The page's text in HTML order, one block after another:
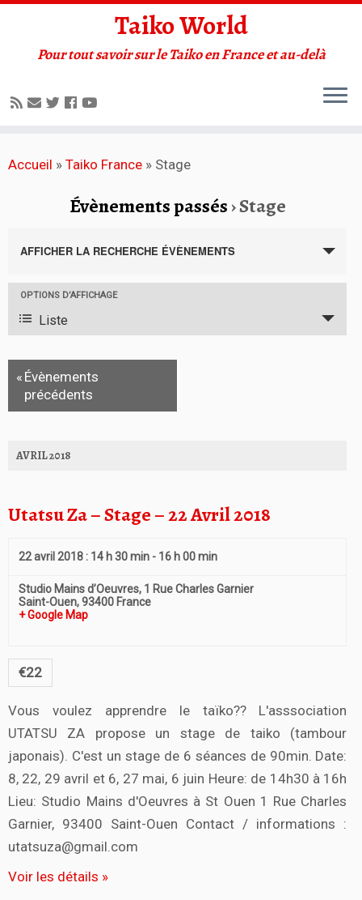
Taiko World
Pour tout savoir sur le Taiko en France et au-delà
Accueil » Taiko France » Stage
Évènements passés› Stage
c
r
c
h
e
n
i
d
e
v
u
e
s
É
v
è
n
e
m
AFFICHER LA RECHERCHE ÉVÈNEMENTS
g
e
m
OPTIONS D’AFFICHAGE
Liste
« Évènements
précédents
AVRIL 2018
Utatsu Za – Stage – 22 Avril 2018
22 avril 2018 : 14 h 30 min - 16 h 00 min
Studio Mains d’Oeuvres, 1 Rue Charles Garnier
Saint-Ouen,93400 France
+ Google Map
€22
Vous voulez apprendre le taïko?? L'asssociation
UTATSU ZA propose un stage de taiko (tambour
japonais). C'est un stage de 6 séances de 90min. Date:
8, 22, 29 avril et 6, 27 mai, 6 juin Heure: de 14h30 à 16h
Lieu: Studio Mains d'Oeuvres à St Ouen 1 Rue Charles
Garnier, 93400 Saint-Ouen Contact / informations :
utatsuza@gmail.com
Voir les détails »